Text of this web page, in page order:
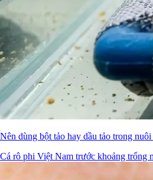
Nên dùng bột tảo hay dầu tảo trong nuôi
Cá rô phi Việt Nam trước khoảng trống